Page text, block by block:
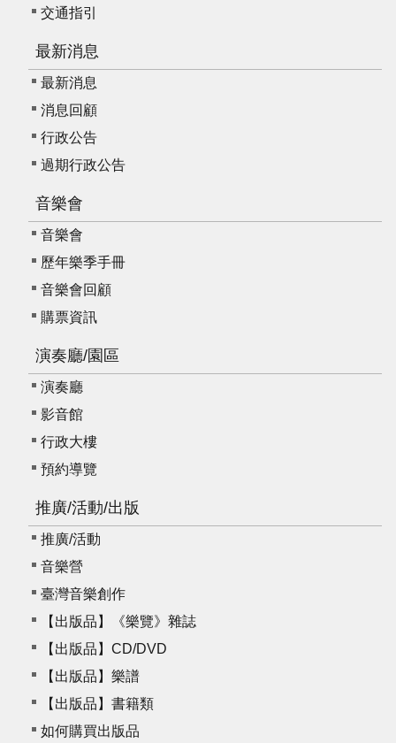
交通指引
最新消息
最新消息
消息回顧
行政公告
過期行政公告
音樂會
音樂會
歷年樂季手冊
音樂會回顧
購票資訊
演奏廳/園區
演奏廳
影音館
行政大樓
預約導覽
推廣/活動/出版
推廣/活動
音樂營
臺灣音樂創作
【出版品】《樂覽》雜誌
【出版品】CD/DVD
【出版品】樂譜
【出版品】書籍類
如何購買出版品